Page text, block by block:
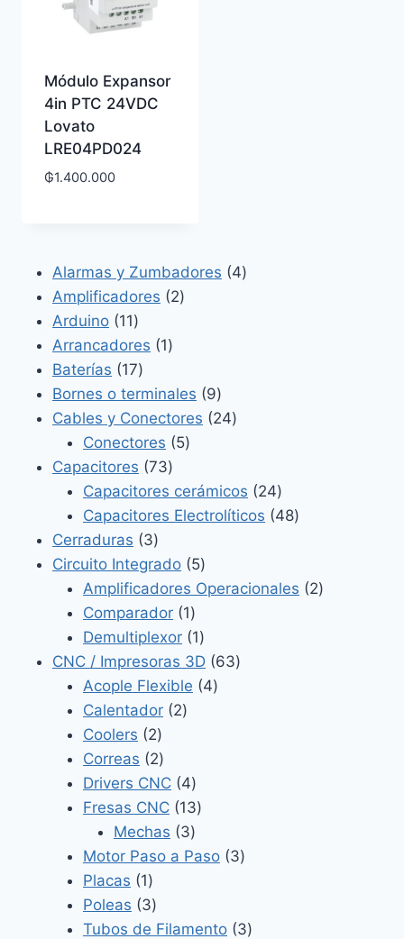
Módulo Expansor
4in PTC 24VDC
Lovato
LRE04PD024
₲1.400.000
Alarmas y Zumbadores 44
Amplificadores 22
Arduino 1111
productos
Arrancadores 11
Baterías 1717
productos
Bornes o terminales 99
productos
Cables y Conectores 2424
Conectores 55
Capacitores 7373
productos
Capacitores cerámicos 2424
productos
Capacitores Electrolíticos 4848
Cerraduras 33
productos
Circuito Integrado 55
productos
Amplificadores Operacionales 22
Comparador 11
producto
Demultiplexor 11
producto
CNC / Impresoras 3D 6363
Acople Flexible 44
Calentador 22
Coolers 22
productos
Correas 22
productos
Drivers CNC 44
productos
Fresas CNC 1313
Mechas 33
productos
Motor Paso a Paso 33
Placas 11
producto
Poleas 33
productos
Tubos de Filamento 33